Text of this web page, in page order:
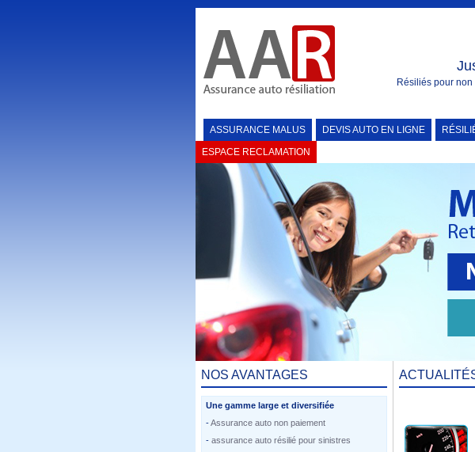
Résiliés pour
ASSURANCE MALUS DEVIS AUTO EN LIGNE
ESPACE RECLAMATION
NOS AVANTAGES
Une gamme large et diversifiée
-Assurance auto non paiement
- assurance auto résilié pour sinistres